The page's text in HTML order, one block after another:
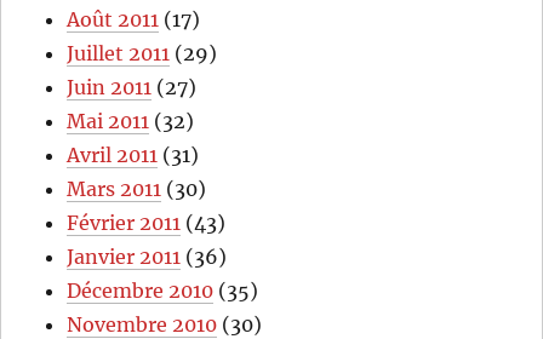
Août 2011 (17)
Juillet 2011 (29)
Juin 2011 (27)
Mai 2011 (32)
Avril 2011 (31)
Mars 2011 (30)
Février 2011 (43)
Janvier 2011 (36)
Décembre 2010 (35)
Novembre 2010 (30)